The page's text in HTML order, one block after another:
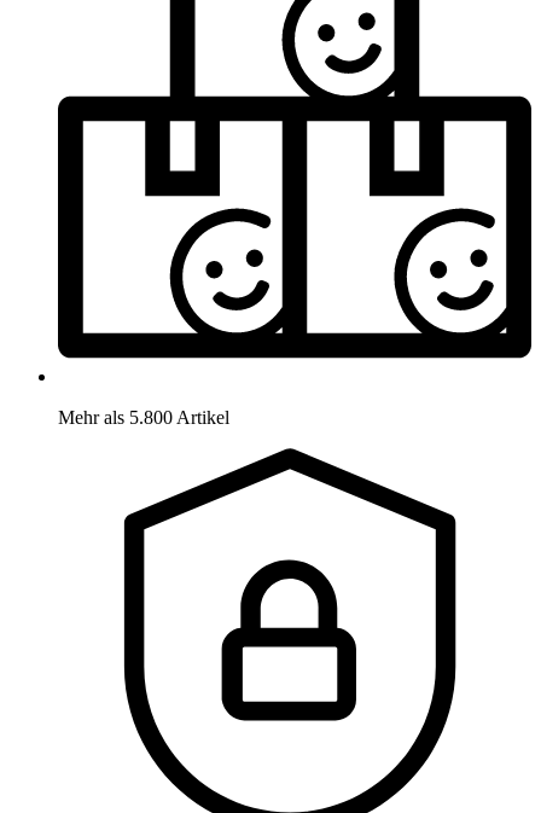
Mehr als 5.800 Artikel